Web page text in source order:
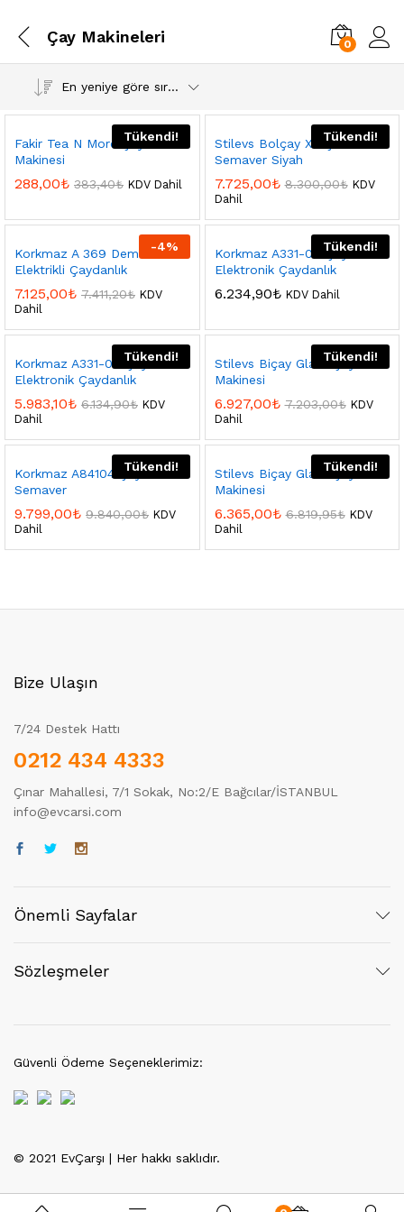
7/24 Canlı Destek
Çay Makineleri 0
En yeniye göre sırala
Tükendi!
Fakir Tea N More Çay
Makinesi
288,00₺ 383,40₺ KDV Dahil
Tükendi!
Stilevs Bolçay XL Çelik
Semaver Siyah
7.725,00₺ 8.300,00₺ KDV
Dahil
-4%
Korkmaz A 369 Demtez
Elektrikli Çaydanlık
7.125,00₺ 7.411,20₺ KDV
Dahil
Tükendi!
Korkmaz A331-08 Çaytema
Elektronik Çaydanlık
6.234,90₺ KDV Dahil
Tükendi!
Korkmaz A331-09 Çaytema
Elektronik Çaydanlık
5.983,10₺ 6.134,90₺ KDV
Dahil
Tükendi!
Stilevs Biçay Glass Çay
Makinesi
6.927,00₺ 7.203,00₺ KDV
Dahil
Tükendi!
Korkmaz A84104 Çaychef
Semaver
9.799,00₺ 9.840,00₺ KDV
Dahil
Tükendi!
Stilevs Biçay Glass Çay
Makinesi
6.365,00₺ 6.819,95₺ KDV
Dahil
Bize Ulaşın
7/24 Destek Hattı
0212 434 4333
Çınar Mahallesi, 7/1 Sokak, No:2/E Bağcılar/İSTANBUL
info@evcarsi.com
Önemli Sayfalar
Sözleşmeler
© 2021 EvÇarşı | Her hakkı saklıdır.
Güvenli Ödeme Seçeneklerimiz: